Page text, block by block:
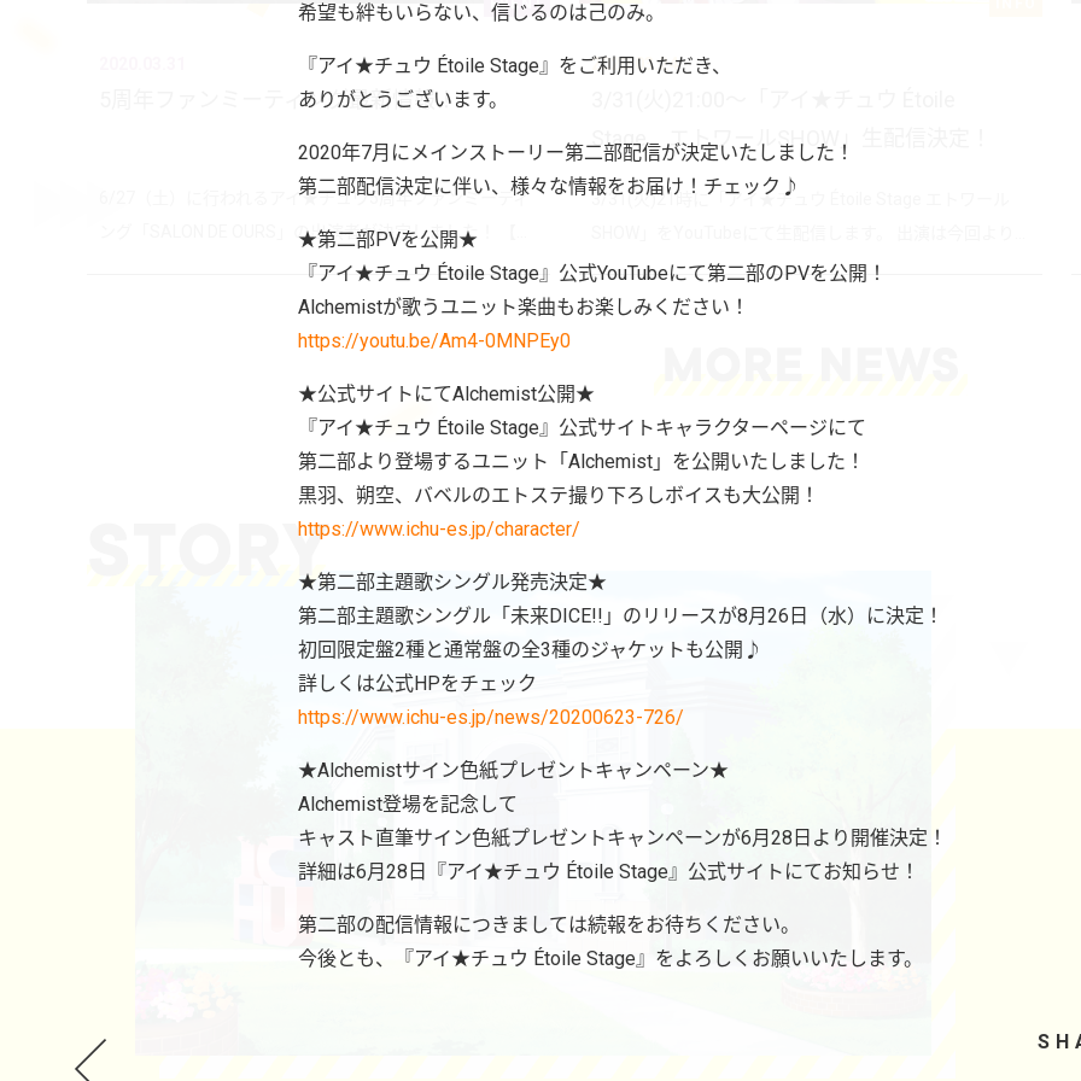
希望も絆もいらない、信じるのは己のみ。
『アイ★チュウ Étoile Stage』をご利用いただき、
ありがとうございます。
2020年7月にメインストーリー第二部配信が決定いたしました！
第二部配信決定に伴い、様々な情報をお届け！チェック♪
★第二部PVを公開★
『アイ★チュウ Étoile Stage』公式YouTubeにて第二部のPVを公開！
Alchemistが歌うユニット楽曲もお楽しみください！
https://youtu.be/Am4-0MNPEy0
★公式サイトにてAlchemist公開★
『アイ★チュウ Étoile Stage』公式サイトキャラクターページにて
第二部より登場するユニット「Alchemist」を公開いたしました！
黒羽、朔空、バベルのエトステ撮り下ろしボイスも大公開！
https://www.ichu-es.jp/character/
★第二部主題歌シングル発売決定★
第二部主題歌シングル「未来DICE!!」のリリースが8月26日（水）に決定！
初回限定盤2種と通常盤の全3種のジャケットも公開♪
詳しくは公式HPをチェック
https://www.ichu-es.jp/news/20200623-726/
★Alchemistサイン色紙プレゼントキャンペーン★
Alchemist登場を記念して
キャスト直筆サイン色紙プレゼントキャンペーンが6月28日より開催決定！
詳細は6月28日『アイ★チュウ Étoile Stage』公式サイトにてお知らせ！
第二部の配信情報につきましては続報をお待ちください。
今後とも、『アイ★チュウ Étoile Stage』をよろしくお願いいたします。
EVENT
5周年ファンミーティング最新情報！
6/27（土）に行われるアイ★チュウ5周年ファンミーティ
ング「SALON DE OURS」の出演者が決定しました！ 【...
2020.03.24
Stage エトワールSHOW」生配信決定！
3/31(火)21時に「アイ★チュウ Étoile Stage エトワール